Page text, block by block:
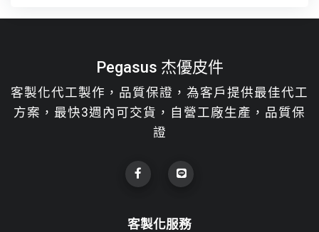
Pegasus 杰優皮件
客製化代工製作，品質保證，為客戶提供最佳代工
方案，最快3週內可交貨，自營工廠生產，品質保
證
客製化服務